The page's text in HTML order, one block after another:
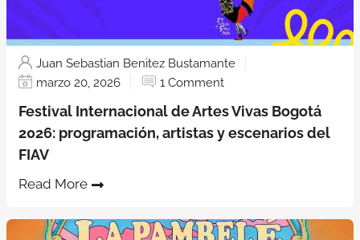
Juan Sebastian Benitez Bustamante
marzo 20, 2026
1 Comment
Festival Internacional de Artes Vivas Bogotá
2026: programación, artistas y escenarios del
FIAV
Read More